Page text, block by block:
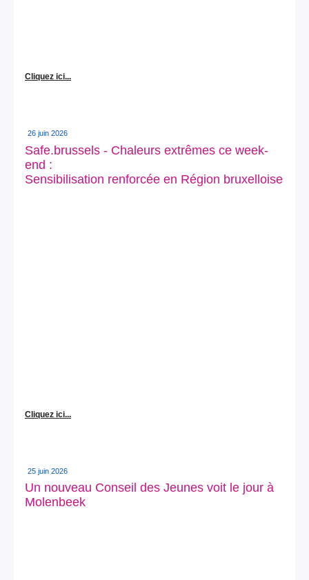
Cliquez ici...
26 juin 2026
Safe.brussels - Chaleurs extrêmes ce week-
end :
Sensibilisation renforcée en Région bruxelloise
Cliquez ici...
25 juin 2026
Un nouveau Conseil des Jeunes voit le jour à
Molenbeek